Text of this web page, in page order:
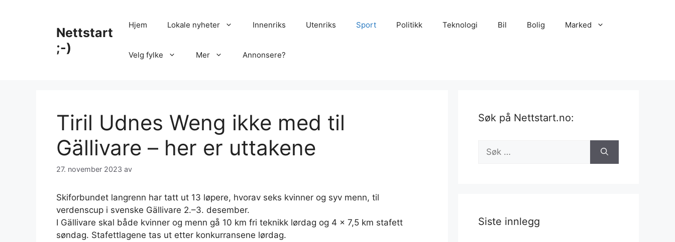
Nettstart
;-)
Hjem Lokale nyheter Innenriks Utenriks Sport Politikk Teknologi Bil Bolig Marked
Velg fylke Mer Annonsere?
Tiril Udnes Weng ikke med til
Gällivare – her er uttakene
27. november 2023 av
Skiforbundet langrenn har tatt ut 13 løpere, hvorav seks kvinner og syv menn, til
verdenscup i svenske Gällivare 2.–3. desember.
I Gällivare skal både kvinner og menn gå 10 km fri teknikk lørdag og 4 x 7,5 km stafett
søndag. Stafettlagene tas ut etter konkurransene lørdag.
Søk på Nettstart.no:
Søk
etter:
Siste innlegg